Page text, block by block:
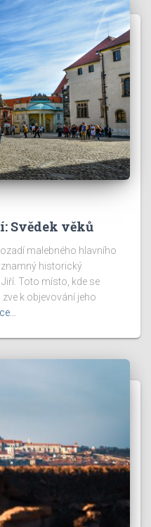
Svědek věků
malebného hlavního
historický
Toto místo, kde se
k objevování jeho